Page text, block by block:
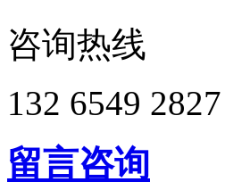
咨询热线
132 6549 2827
留言咨询